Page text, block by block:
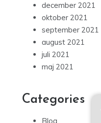
december 2021
oktober 2021
september 2021
august 2021
juli 2021
maj 2021
Categories
Blog